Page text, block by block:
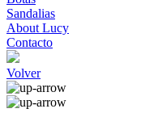
Sandalias
About Lucy
Contacto
Volver